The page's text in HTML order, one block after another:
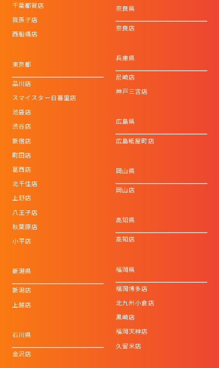
千葉都賀店
我孫子店
西船橋店
東京都
品川店
スマイスター日暮里店
池袋店
渋谷店
新宿店
町田店
葛西店
北千住店
上野店
八王子店
秋葉原店
小平店
新潟県
新潟店
上越店
石川県
金沢店
奈良県
奈良店
兵庫県
尼崎店
神戸三宮店
広島県
広島紙屋町店
岡山県
岡山店
高知県
高知店
福岡県
福岡博多店
北九州小倉店
黒崎店
福岡天神店
久留米店